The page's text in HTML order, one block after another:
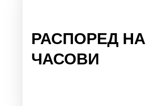
РАСПОРЕД НА
ЧАСОВИ